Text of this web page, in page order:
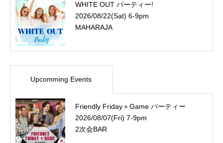
WHITE OUT パーティー!
2026/08/22(Sat) 6-9pm
MAHARAJA
Upcomming Events
Friendly Friday＋Game パーティー
2026/08/07(Fri) 7-9pm
2次会BAR